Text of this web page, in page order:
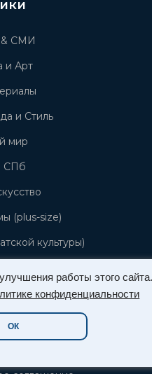
работы этого сайта.
конфиденциальности
ОК
& СМИ
и Арт
и Стиль
мир
СПб
(plus-size)
культуры)